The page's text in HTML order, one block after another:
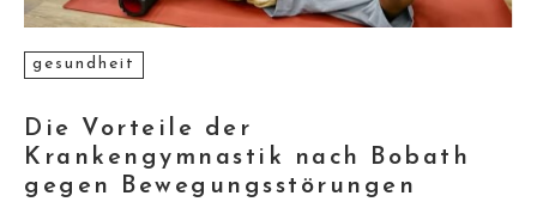
gesundheit
Die Vorteile der
Krankengymnastik nach Bobath
gegen Bewegungsstörungen